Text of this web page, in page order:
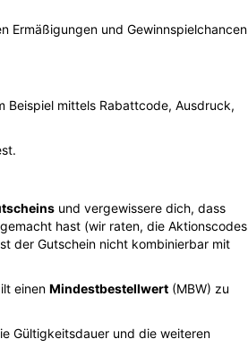
Ermäßigungen und Gewinnspielchancen
Beispiel mittels Rabattcode, Ausdruck,
und vergewissere dich, dass
hast (wir raten, die Aktionscodes
der Gutschein nicht kombinierbar mit
einen Mindestbestellwert (MBW) zu
Gültigkeitsdauer und die weiteren